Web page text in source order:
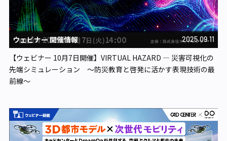
ウェビナー 開催情報 2025.09.11
【ウェビナー 10月7日開催】VIRTUAL HAZARD ― 災害可視化の
先端シミュレーション ～防災教育と啓発に活かす表現技術の最
前線～